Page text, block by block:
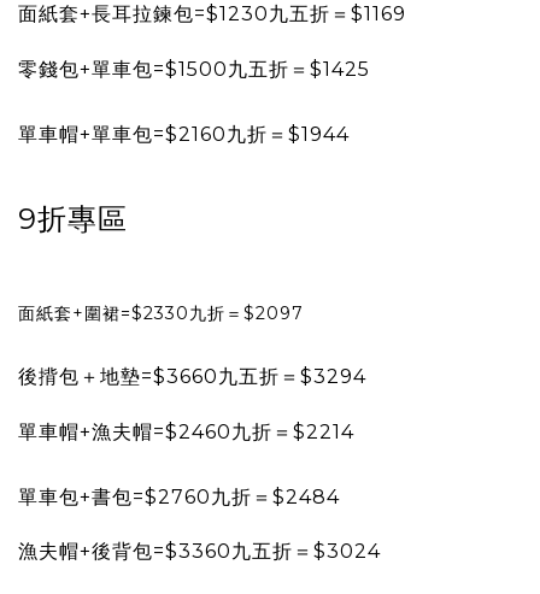
面紙套+長耳拉鍊包=$1230九五折＝$1169
零錢包+單車包=$1500九五折＝$1425
單車帽+單車包=$2160九折＝$1944
9折專區
面紙套+圍裙=$2330九折＝$2097
後揹包＋地墊=$3660九五折＝$3294
單車帽+漁夫帽=$2460九折＝$2214
單車包+書包=$2760九折＝$2484
漁夫帽+後背包=$3360九五折＝$3024